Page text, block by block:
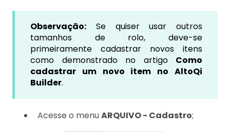
Observação: Se quiser usar outros
tamanhos de rolo, deve-se
primeiramente cadastrar novos itens
como demonstrado no artigo Como
cadastrar um novo item no AltoQi
Builder.
Acesse o menuARQUIVO - Cadastro;